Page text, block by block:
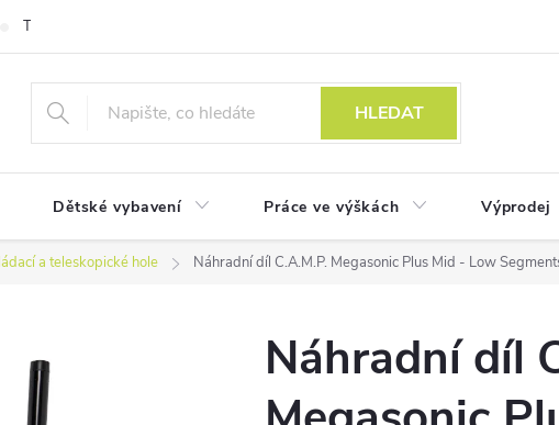
Technologie
HLEDAT
Dětské vybavení Práce ve výškách Výprodej
a teleskopické hole Náhradní díl C.A.M.P. Megasonic Plus Mid - Low
Náhradní díl